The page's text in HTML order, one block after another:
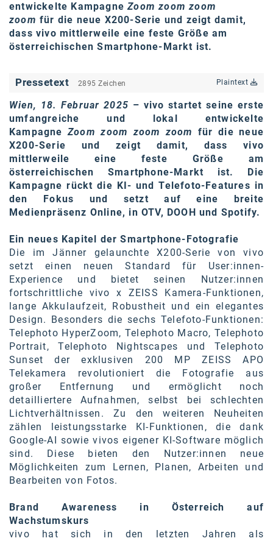
Helvetia Österreich
Interzero
Ketchum GmbH
Kinderwunschzentrum
Kostenwahrheit
Kyndryl
LWND
Mastercard
Nespresso
Neudoerfler
OBI
Oral-B
PAYBACK
Planted
PwC
P&G
RIC
Schiefer Rechtsanwälte
Security KAG
smart
Smile Österreich
entwickelte KampagneZoom zoom zoom
zoom für die neue X200-Serie und zeigt damit,
dass vivo mittlerweile eine feste Größe am
österreichischen Smartphone-Markt ist.
Pressetext 2895 Zeichen Plaintext
Wien, 18. Februar 2025 – vivo startet seine erste
umfangreiche und lokal entwickelte
KampagneZoom zoom zoom zoomfür die neue
X200-Serie und zeigt damit, dass vivo
mittlerweile eine feste Größe am
österreichischen Smartphone-Markt ist. Die
Kampagne rückt die KI- und Telefoto-Features in
den Fokus und setzt auf eine breite
Medienpräsenz Online, in OTV, DOOH und Spotify.
Ein neues Kapitel der Smartphone-Fotografie
Die im Jänner gelaunchte X200-Serie von vivo
setzt einen neuen Standard für User:innen-
Experience und bietet seinen Nutzer:innen
fortschrittliche vivo x ZEISS Kamera-Funktionen,
lange Akkulaufzeit, Robustheit und ein elegantes
Design. Besonders die sechs Telefoto-Funktionen:
Telephoto HyperZoom, Telephoto Macro, Telephoto
Portrait, Telephoto Nightscapes und Telephoto
Sunset der exklusiven 200 MP ZEISS APO
Telekamera revolutioniert die Fotografie aus
großer Entfernung und ermöglicht noch
detailliertere Aufnahmen, selbst bei schlechten
Lichtverhältnissen. Zu den weiteren Neuheiten
zählen leistungsstarke KI-Funktionen, die dank
Google-AI sowie vivos eigener KI-Software möglich
sind. Diese bieten den Nutzer:innen neue
Möglichkeiten zum Lernen, Planen, Arbeiten und
Bearbeiten von Fotos.
Brand Awareness in Österreich auf
Wachstumskurs
vivo hat sich in den letzten Jahren als